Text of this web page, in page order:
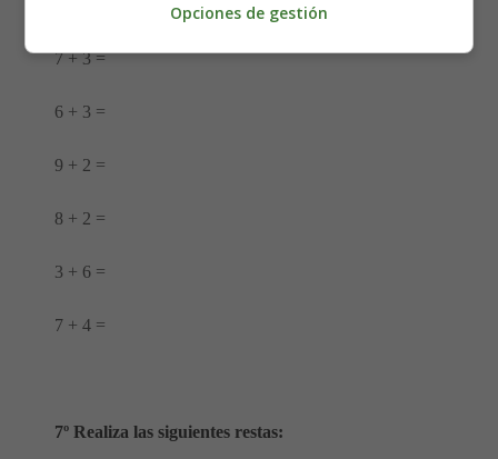
7 + 3 =
6 + 3 =
9 + 2 =
8 + 2 =
3 + 6 =
7 + 4 =
7º Realiza las siguientes restas:
Opciones de gestión